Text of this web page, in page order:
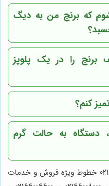
که برنج من به دیگ
برنج را در یک پلوپز
کنم؟
دستگاه به حالت گرم
خط ویژه ی چهار رقمی ← 6123-021 خطوط ویژه فروش و خدمات